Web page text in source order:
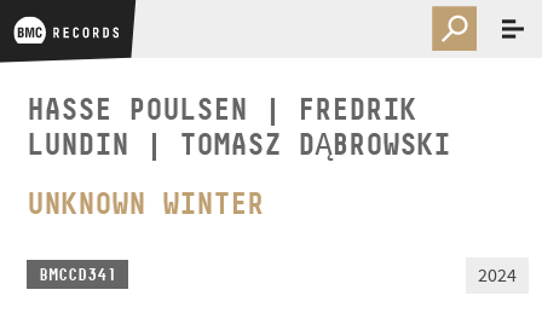
HASSE POULSEN | FREDRIK
LUNDIN | TOMASZ DĄBROWSKI
UNKNOWN WINTER
BMCCD341 2024